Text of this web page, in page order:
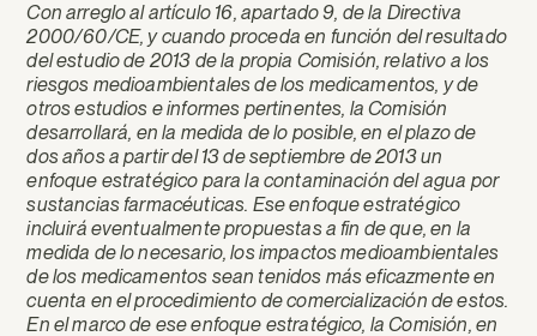
Con arreglo al artículo 16, apartado 9, de la Directiva
2000/60/CE, y cuando proceda en función del resultado
del estudio de 2013 de la propia Comisión, relativo a los
riesgos medioambientales de los medicamentos, y de
otros estudios e informes pertinentes, la Comisión
desarrollará, en la medida de lo posible, en el plazo de
dos años a partir del 13 de septiembre de 2013 un
enfoque estratégico para la contaminación del agua por
sustancias farmacéuticas. Ese enfoque estratégico
incluirá eventualmente propuestas a fin de que, en la
medida de lo necesario, los impactos medioambientales
de los medicamentos sean tenidos más eficazmente en
cuenta en el procedimiento de comercialización de estos.
En el marco de ese enfoque estratégico, la Comisión, en